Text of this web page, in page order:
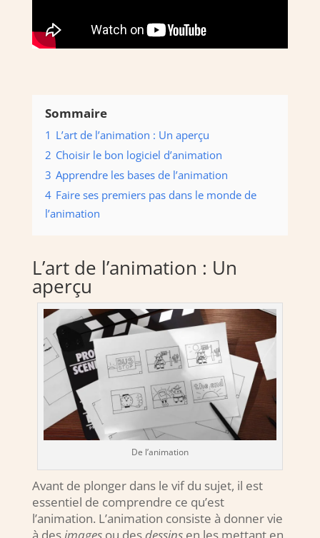
Sommaire
1 L’art de l’animation : Un aperçu
2 Choisir le bon logiciel d’animation
3 Apprendre les bases de l’animation
4 Faire ses premiers pas dans le monde de
l’animation
L’art de l’animation : Un
aperçu
De l’animation
Avant de plonger dans le vif du sujet, il est
essentiel de comprendre ce qu’est
l’animation. L’animation consiste à donner vie
à des imagesou des dessinsen les mettant en